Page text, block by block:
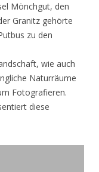
Mönchgut, den
Granitz gehörte
zu den
wie auch
Naturräume
Fotografieren.
diese